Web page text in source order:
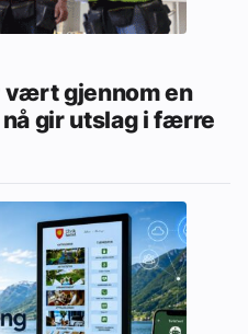
vært gjennom en
gir utslag i færre